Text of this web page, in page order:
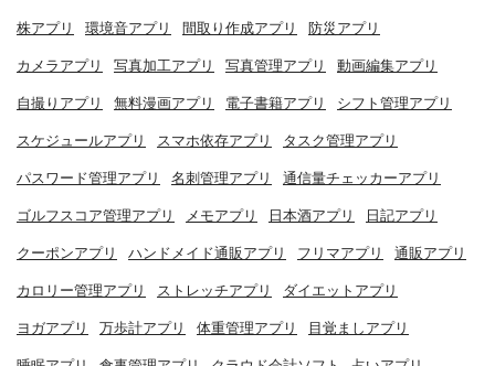
株アプリ 環境音アプリ 間取り作成アプリ 防災アプリ
カメラアプリ 写真加工アプリ 写真管理アプリ 動画編集アプリ
自撮りアプリ 無料漫画アプリ 電子書籍アプリ シフト管理アプリ
スケジュールアプリ スマホ依存アプリ タスク管理アプリ
パスワード管理アプリ 名刺管理アプリ 通信量チェッカーアプリ
ゴルフスコア管理アプリ メモアプリ 日本酒アプリ 日記アプリ
クーポンアプリ ハンドメイド通販アプリ フリマアプリ 通販アプリ
カロリー管理アプリ ストレッチアプリ ダイエットアプリ
ヨガアプリ 万歩計アプリ 体重管理アプリ 目覚ましアプリ